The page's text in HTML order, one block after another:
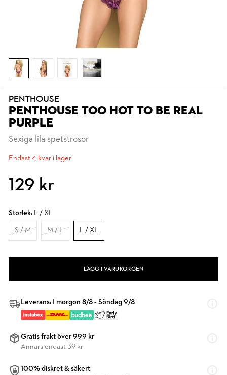
PENTHOUSE
PENTHOUSE TOO HOT TO BE REAL
PURPLE
Sexiga lila spetstrosor
Endast 4 kvar i lager
129 kr
Storlek: L / XL
S / M M / L L / XL
LÄGG I VARUKORGEN
Leverans: I morgon 8/8 - Söndag 9/8
Gratis frakt över 999 kr
Annars endast 39 kr
100% diskret & säkert